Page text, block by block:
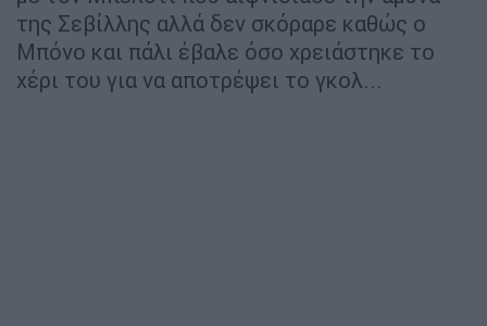
της Σεβίλλης αλλά δεν σκόραρε καθώς ο
Μπόνο και πάλι έβαλε όσο χρειάστηκε το
χέρι του για να αποτρέψει το γκολ...